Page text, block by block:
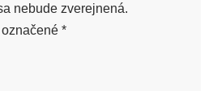
nebude zverejnená.
*